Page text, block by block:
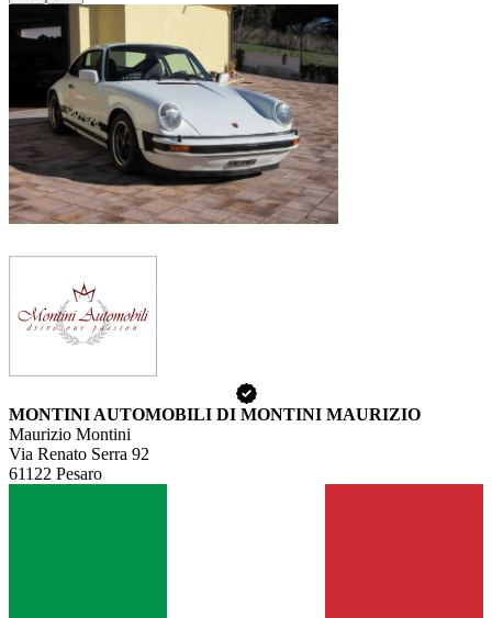
MONTINI AUTOMOBILI DI MONTINI MAURIZIO
Maurizio Montini
Via Renato Serra 92
61122 Pesaro